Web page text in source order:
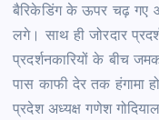
बैरिकेडिंग के ऊपर चढ़ गए
लगे। साथ ही जोरदार
प्रदर्शनकारियों के बीच
पास काफी देर तक हंगामा
प्रदेश अध्यक्ष गणेश